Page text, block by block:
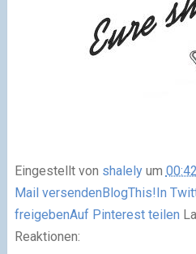
Eingestellt von shalely um 00:42
Mail versenden BlogThis! In
freigebenAuf Pinterest teilen
Reaktionen: